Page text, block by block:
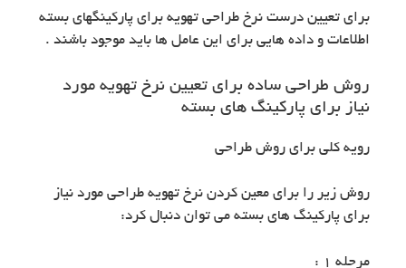
برای تعیین درست نرخ طراحی تهویه برای پارکینگهای بسته
اطلاعات و داده هایی برای این عامل ها باید موجود باشند .
روش طراحی ساده برای تعیین نرخ تهویه مورد
نیاز برای پارکینگ های بسته
رویه کلی برای روش طراحی
روش زیر را برای معین کردن نرخ تهویه طراحی مورد نیاز
برای پارکینگ های بسته می توان دنبال کرد:
مرحله ۱ :